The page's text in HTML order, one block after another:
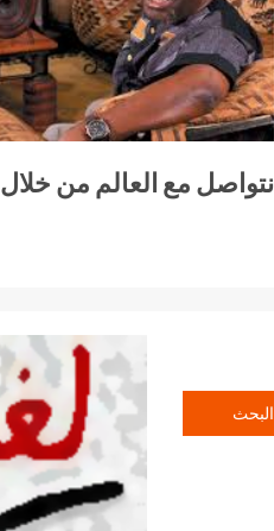
نتواصل مع العالم من
البحث